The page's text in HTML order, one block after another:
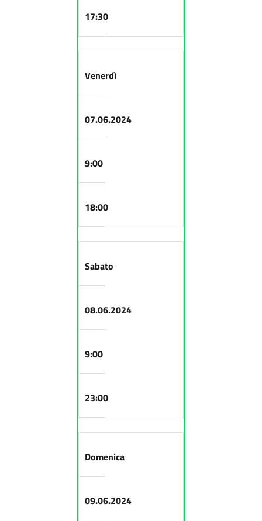
17:30
Venerdì
07.06.2024
9:00
18:00
Sabato
08.06.2024
9:00
23:00
Domenica
09.06.2024